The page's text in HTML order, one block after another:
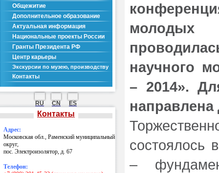
Общежитие
Дополнительное образование
Актуальная информация
Национальные проекты России
Гранты Президента РФ
Центр карьеры
Экскурсии по музею, производству
Контакты
RU CN ES
Контакты
Адрес:
Московская обл., Раменский муниципальный
округ,
пос. Электроизолятор, д. 67
Телефон:
молодых
научного
– 2014».
направлена
состоялось
–